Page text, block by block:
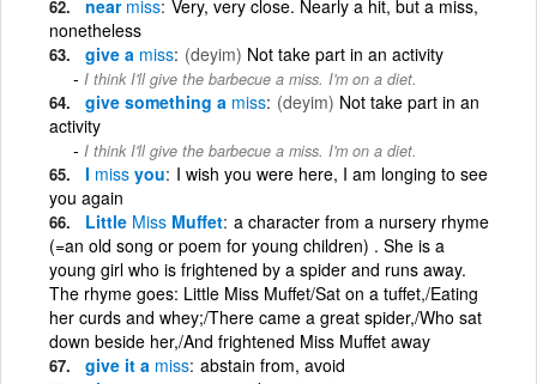
near miss Very, very close. Nearly a hit, but a miss,
nonetheless
give a miss (deyim) Not take part in an activity
I think I'll give the barbecue a miss. I'm on a diet.
give something a miss (deyim) Not take part in an
activity
I think I'll give the barbecue a miss. I'm on a diet.
I miss you I wish you were here, I am longing to see
you again
Little Miss Muffet a character from a nursery rhyme
(=an old song or poem for young children) . She is a
young girl who is frightened by a spider and runs away.
The rhyme goes: Little Miss Muffet/Sat on a tuffet,/Eating
her curds and whey;/There came a great spider,/Who sat
down beside her,/And frightened Miss Muffet away
give it a miss abstain from, avoid